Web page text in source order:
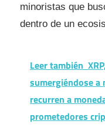
minoristas que
dentro de un
Leer también
sumergiéndose a
recurren a
prometedores